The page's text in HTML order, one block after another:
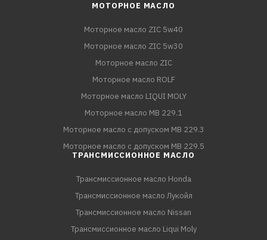
МОТОРНОЕ МАСЛО
Моторное масло ZIC 5w40
Моторное масло ZIC 5w30
Моторное масло ZIC
Моторное масло ROLF
Моторное масло LIQUI MOLY
Моторное масло MB 229.1
Моторное масло с допуском MB 229.3
Моторное масло с допуском MB 229.5
ТРАНСМИССИОННОЕ МАСЛО
Трансмиссионное масло Honda
Трансмиссионное масло Лукойл
Трансмиссионное масло Nissan
Трансмиссионное масло Liqui Moly